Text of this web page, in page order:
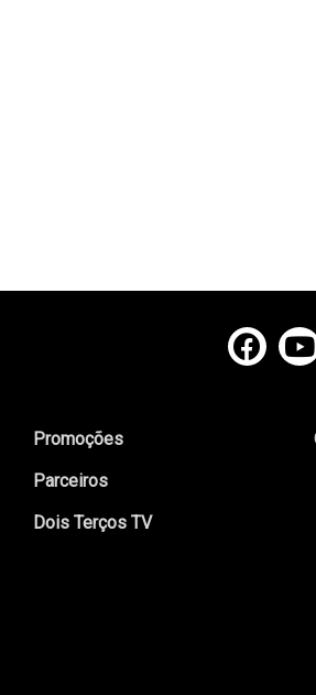
Promoções
Parceiros
Dois Terços TV